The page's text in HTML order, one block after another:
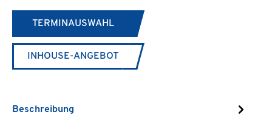
TERMINAUSWAHL
INHOUSE-ANGEBOT
Beschreibung